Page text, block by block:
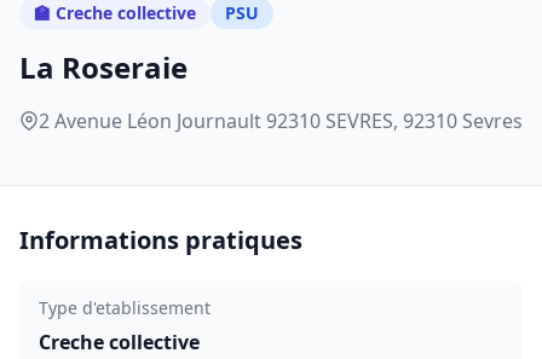
🏫 Creche collective PSU
La Roseraie
2 Avenue Léon Journault 92310 SEVRES, 92310 Sevres
Informations pratiques
Type d'etablissement
Creche collective